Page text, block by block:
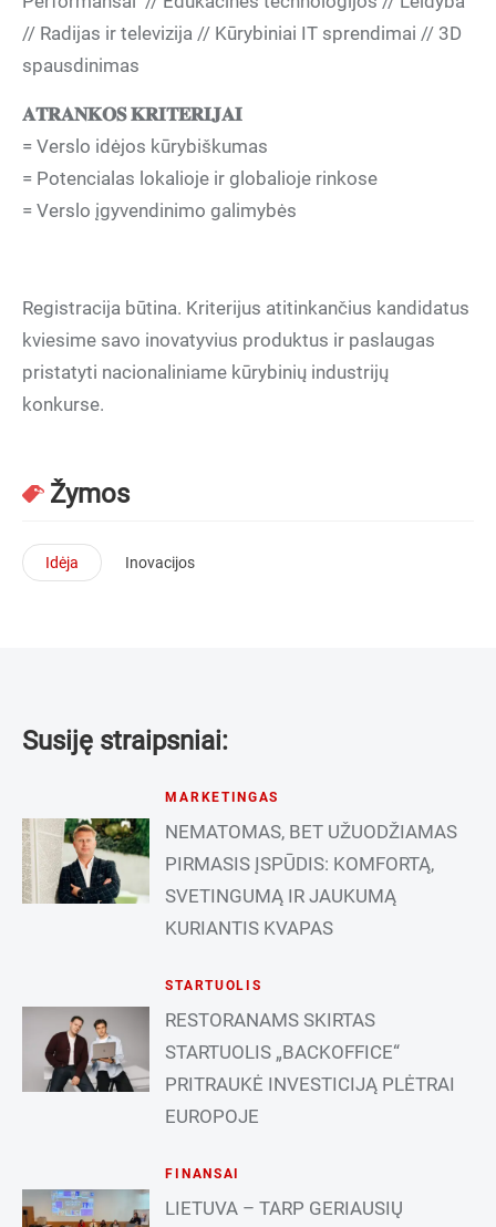
// Radijas ir televizija // Kūrybiniai IT sprendimai // 3D
spausdinimas
𝐀𝐓𝐑𝐀𝐍𝐊𝐎𝐒 𝐊𝐑𝐈𝐓𝐄𝐑𝐈𝐉𝐀𝐈
= Verslo idėjos kūrybiškumas
= Potencialas lokalioje ir globalioje rinkose
= Verslo įgyvendinimo galimybės
Registracija būtina. Kriterijus atitinkančius kandidatus
kviesime savo inovatyvius produktus ir paslaugas
pristatyti nacionaliniame kūrybinių industrijų
konkurse.
Žymos
Idėja Inovacijos
Susiję straipsniai:
MARKETINGAS
NEMATOMAS, BET UŽUODŽIAMAS
PIRMASIS ĮSPŪDIS: KOMFORTĄ,
SVETINGUMĄ IR JAUKUMĄ
KURIANTIS KVAPAS
STARTUOLIS
RESTORANAMS SKIRTAS
STARTUOLIS „BACKOFFICE“
PRITRAUKĖ INVESTICIJĄ PLĖTRAI
EUROPOJE
FINANSAI
LIETUVA – TARP GERIAUSIŲ